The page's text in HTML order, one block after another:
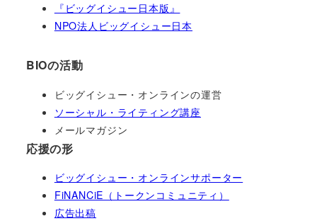
『ビッグイシュー日本版』
NPO法人ビッグイシュー日本
BIOの活動
ビッグイシュー・オンラインの運営
ソーシャル・ライティング講座
メールマガジン
応援の形
ビッグイシュー・オンラインサポーター
FiNANCiE（トークンコミュニティ）
広告出稿